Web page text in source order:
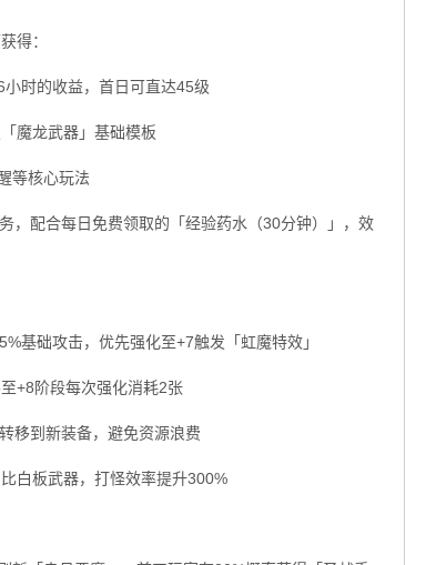
得：
时的收益，首日可直达45级
魔龙武器」基础模板
等核心玩法
，配合每日免费领取的「经验药水（30分钟）」，效
基础攻击，优先强化至+7触发「虹魔特效」
+8阶段每次强化消耗2张
移到新装备，避免资源浪费
白板武器，打怪效率提升300%